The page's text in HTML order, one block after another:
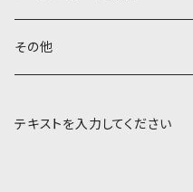
その他
テキストを入力してください